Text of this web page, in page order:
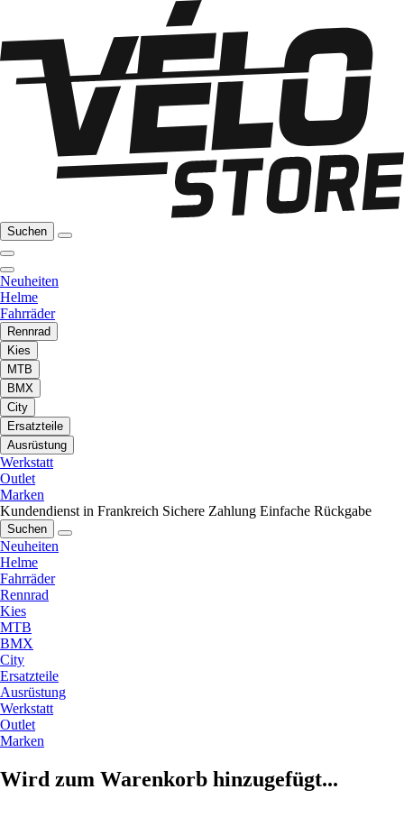
Suchen
Neuheiten
Helme
Fahrräder
Rennrad
Kies
MTB
BMX
City
Ersatzteile
Ausrüstung
Werkstatt
Outlet
Marken
Kundendienst in Frankreich Sichere Zahlung Einfache Rückgabe
Suchen
Neuheiten
Helme
Fahrräder
Rennrad
Kies
MTB
BMX
City
Ersatzteile
Ausrüstung
Werkstatt
Outlet
Marken
Wird zum Warenkorb hinzugefügt...